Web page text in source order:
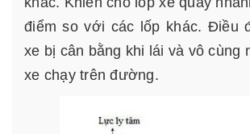
điểm so với các lốp khác. Điều
xe bị cân bằng khi lái và vô cùng
xe chạy trên đường.